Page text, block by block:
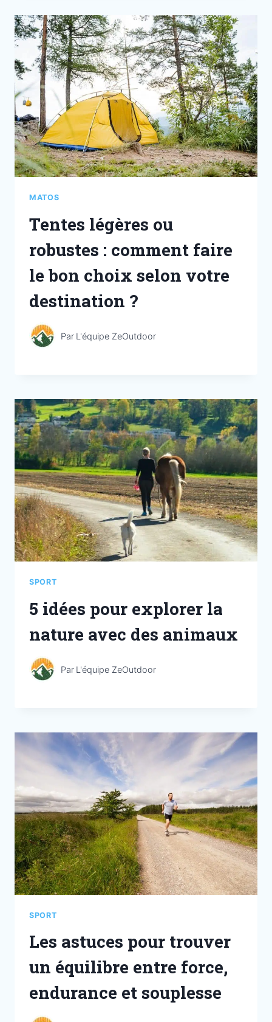
MATOS
Tentes légères ou
robustes : comment faire
le bon choix selon votre
destination ?
Par L'équipe ZeOutdoor
SPORT
5 idées pour explorer la
nature avec des animaux
Par L'équipe ZeOutdoor
SPORT
Les astuces pour trouver
un équilibre entre force,
endurance et souplesse